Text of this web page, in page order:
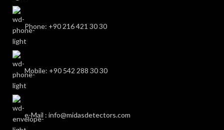
Phone: +90 216 421 30 30
Mobile: +90 542 288 30 30
e-Mail : info@midasdetectors.com